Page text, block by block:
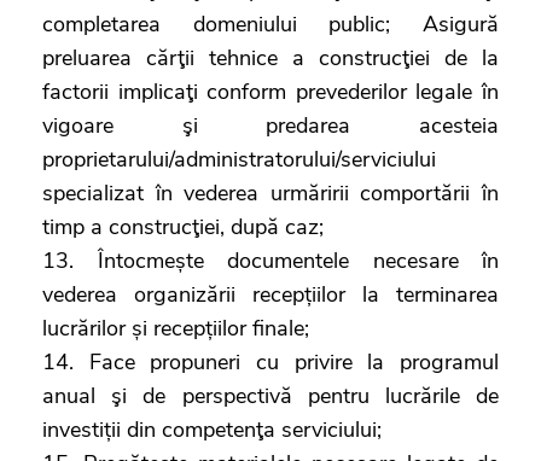
completarea domeniului public; Asigură
preluarea cărţii tehnice a construcţiei de la
factorii implicaţi conform prevederilor legale în
vigoare şi predarea acesteia
proprietarului/administratorului/serviciului
specializat în vederea urmăririi comportării în
timp a construcţiei, după caz;
13. Întocmește documentele necesare în
vederea organizării recepțiilor la terminarea
lucrărilor și recepțiilor finale;
14. Face propuneri cu privire la programul
anual şi de perspectivă pentru lucrările de
investiții din competenţa serviciului;